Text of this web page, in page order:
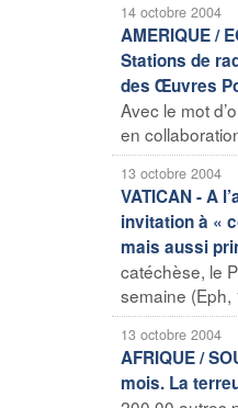
14 octobre 2004
AMERIQUE /
Stations de
des Œuvres
Avec le mot
en
13 octobre 2004
VATICAN - A
invitation à «
mais aussi
catéchèse, le
semaine (Eph,
13 octobre 2004
AFRIQUE /
mois. La